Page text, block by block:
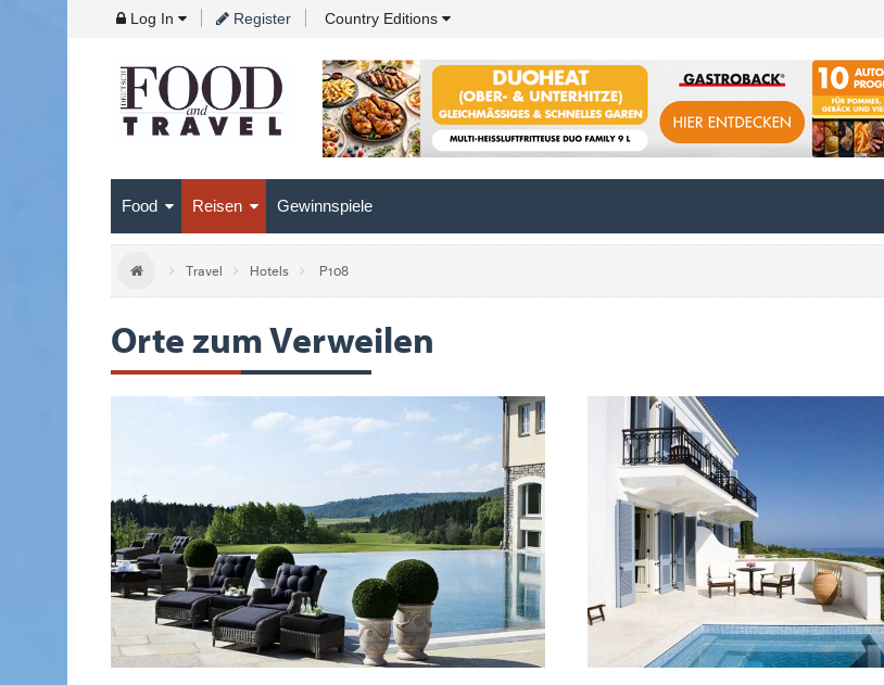
Log In Register Country Editions
Food Reisen Gewinnspiele
Travel Hotels P108
Orte zum Verweilen